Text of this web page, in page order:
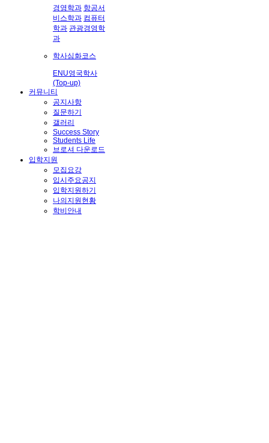
경영학과 항공서
비스학과 컴퓨터
학과 관광경영학
과
학사심화코스
ENU영국학사
(Top-up)
커뮤니티
공지사항
질문하기
갤러리
Success Story
Students Life
브로셔 다운로드
입학지원
모집요강
입시주요공지
입학지원하기
나의지원현황
학비안내